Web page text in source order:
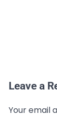
Leave a
Your email